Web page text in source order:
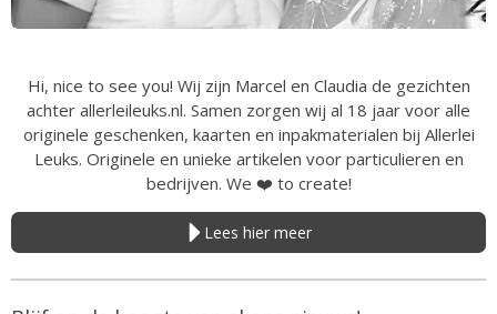
Hi, nice to see you! Wij zijn Marcel en Claudia de gezichten
achter allerleileuks.nl. Samen zorgen wij al 18 jaar voor alle
originele geschenken, kaarten en inpakmaterialen bij Allerlei
Leuks. Originele en unieke artikelen voor particulieren en
bedrijven. We ❤️ to create!
Lees hier meer